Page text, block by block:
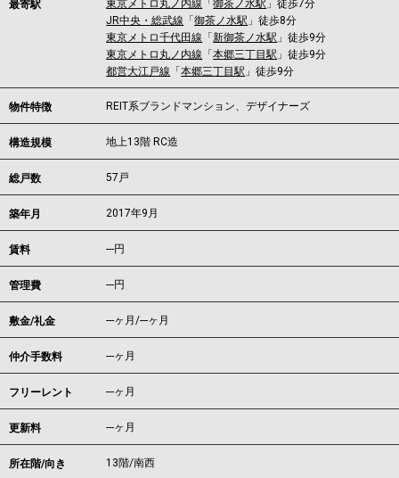
最寄駅 東京メトロ丸ノ内線 「御茶ノ水駅 」徒歩7分
JR中央・総武線 「御茶ノ水駅 」徒歩8分
東京メトロ千代田線 「新御茶ノ水駅 」徒歩9分
東京メトロ丸ノ内線 「本郷三丁目駅 」徒歩9分
都営大江戸線 「本郷三丁目駅 」徒歩9分
物件特徴 REIT系ブランドマンション、デザイナーズ
構造規模 地上13階 RC造
総戸数 57戸
築年月 2017年9月
賃料 ---円
管理費 ---円
敷金/礼金 ---ヶ月/---ヶ月
仲介手数料 ---ヶ月
フリーレント ---ヶ月
更新料 ---ヶ月
所在階/向き 13階/南西